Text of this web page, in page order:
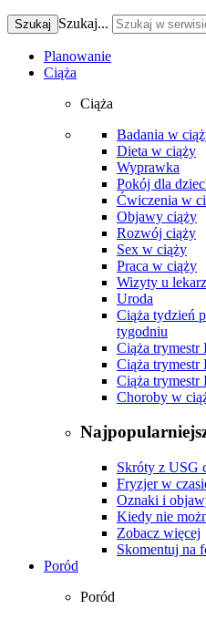
Szukaj Szukaj...
Planowanie
Ciąża
Ciąża
Badania w
Dieta w ciąży
Wyprawka
Pokój dla
Ćwiczenia w
Objawy ciąży
Rozwój ciąży
Sex w ciąży
Praca w ciąży
Wizyty u
Uroda
Ciąża tydzień
tygodniu
Ciąża trymestr
Ciąża trymestr
Ciąża trymestr
Choroby w
Skróty z USG
Fryzjer w
Oznaki i
Kiedy nie
Zobacz więcej
Skomentuj na
Poród
Poród